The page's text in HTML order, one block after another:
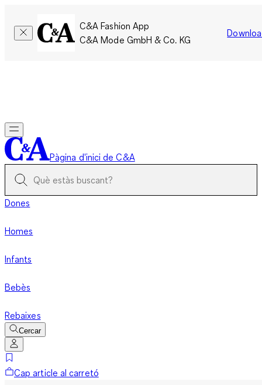
C&A Fashion App
C&A Mode GmbH & Co. KG
Pàgina d'inici de C&A
Dones
Homes
Infants
Bebès
Rebaixes
Cercar
Cap article al carretó